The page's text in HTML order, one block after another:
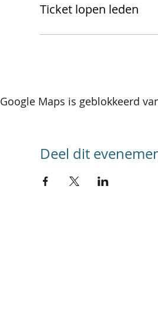
Ticket lopen leden
Google Maps is geblokkeerd
Deel dit